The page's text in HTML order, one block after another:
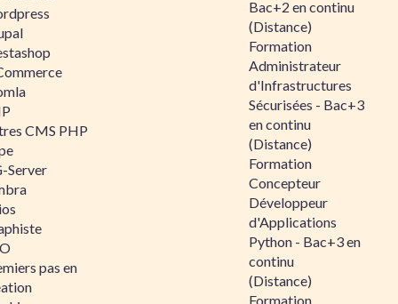
CMS PHP
Server
pas en
Bac+2 en continu
(Distance)
Formation
Administrateur
d'Infrastructures
Sécurisées - Bac+3
en continu
(Distance)
Formation
Concepteur
Développeur
d'Applications
Python - Bac+3 en
continu
(Distance)
Formation